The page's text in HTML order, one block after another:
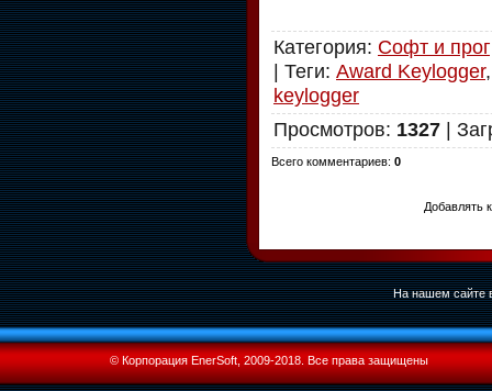
Категория: Софт и
| Теги: Award Keylogger
keylogger
Просмотров: 1327 |
Всего комментариев: 0
Добавлять
На нашем сайте
© Корпорация EnerSoft, 2009-2018. Все права защищены